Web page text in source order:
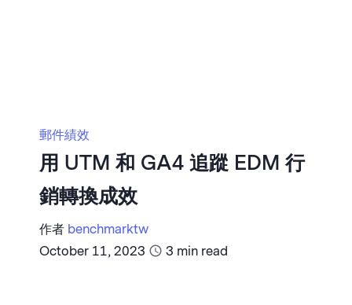
郵件績效
用 UTM 和 GA4 追蹤 EDM 行
銷轉換成效
作者 benchmarktw
October 11, 2023
3 min read